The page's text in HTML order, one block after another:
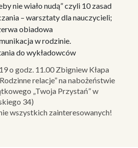
nie wiało nudą” czyli 10 zasad
– warsztaty dla nauczycieli;
obiadowa
w rodzinie.
do wykładowców
o godz. 11.00 Zbigniew Kłapa
relacje” na nabożeństwie
„Twoja Przystań” w
34)
wszystkich zainteresowanych!